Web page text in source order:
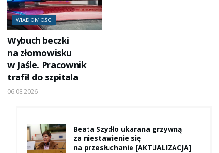
WIADOMOŚCI
Wybuch beczki
na złomowisku
w Jaśle. Pracownik
trafił do szpitala
06.08.2026
Beata Szydło ukarana grzywną
za niestawienie się
na przesłuchanie [AKTUALIZACJA]